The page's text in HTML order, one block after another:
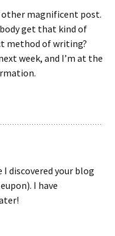
other magnificent post.
get that kind of
method of writing?
week, and I’m at the
I discovered your blog
I have